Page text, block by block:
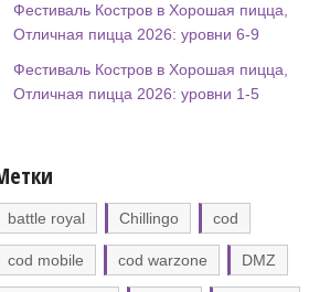
Фестиваль Костров в Хорошая пицца,
Отличная пицца 2026: уровни 6-9
Фестиваль Костров в Хорошая пицца,
Отличная пицца 2026: уровни 1-5
battle royal Chillingo cod
cod mobile cod warzone DMZ